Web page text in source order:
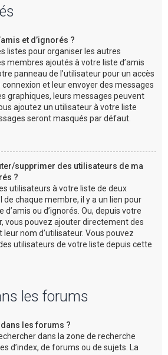
et d’ignorés ?
listes pour organiser les autres
membres ajoutés à votre liste d’amis
panneau de l’utilisateur pour un accès
et leur envoyer des messages
graphiques, leurs messages peuvent
ajoutez un utilisateur à votre liste
seront masqués par défaut.
supprimer des utilisateurs de ma
?
utilisateurs à votre liste de deux
de chaque membre, il y a un lien pour
d’amis ou d’ignorés. Ou, depuis votre
vous pouvez ajouter directement des
nom d’utilisateur. Vous pouvez
utilisateurs de votre liste depuis cette
les forums
les forums ?
dans la zone de recherche
d’index, de forums ou de sujets. La